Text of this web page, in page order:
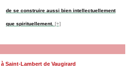
de se construire aussi bien intellectuellement
que spirituellement. [+]
Saint-Lambert de Vaugirard